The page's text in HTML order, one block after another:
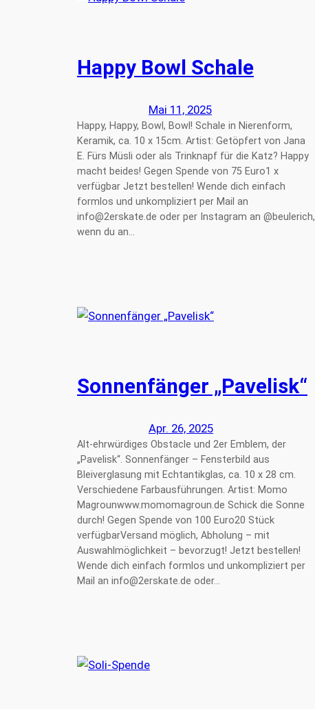
Happy Bowl Schale
Mai 11, 2025
Happy, Happy, Bowl, Bowl! Schale in Nierenform,
Keramik, ca. 10 x 15cm. Artist: Getöpfert von Jana
E. Fürs Müsli oder als Trinknapf für die Katz? Happy
macht beides! Gegen Spende von 75 Euro1 x
verfügbar Jetzt bestellen! Wende dich einfach
formlos und unkompliziert per Mail an
info@2erskate.de oder per Instagram an @beulerich,
wenn du an…
Sonnenfänger „Pavelisk“
Apr. 26, 2025
Alt-ehrwürdiges Obstacle und 2er Emblem, der
„Pavelisk“. Sonnenfänger – Fensterbild aus
Bleiverglasung mit Echtantikglas, ca. 10 x 28 cm.
Verschiedene Farbausführungen. Artist: Momo
Magrounwww.momomagroun.de Schick die Sonne
durch! Gegen Spende von 100 Euro20 Stück
verfügbarVersand möglich, Abholung – mit
Auswahlmöglichkeit – bevorzugt! Jetzt bestellen!
Wende dich einfach formlos und unkompliziert per
Mail an info@2erskate.de oder…